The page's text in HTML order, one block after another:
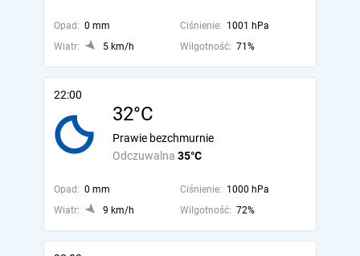
Opad: 0 mm Ciśnienie: 1001 hPa
Wiatr:
5 km/h Wilgotność: 71%
22:00
32°C
Odczuwalna 35°C
Prawie bezchmurnie
Opad: 0 mm Ciśnienie: 1000 hPa
Wiatr:
9 km/h Wilgotność: 72%